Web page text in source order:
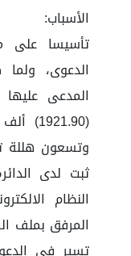
الأسباب:
تأسيسا
الدعوى،
المدعى
وتسعون هللة
ثبت لدى
النظام
المرفق بملف
تسير في